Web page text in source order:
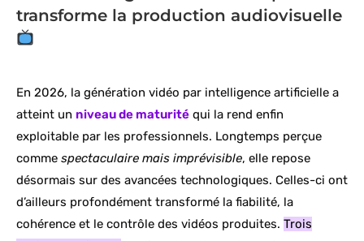
transforme la production audiovisuelle
En 2026, la génération vidéo par intelligence artificielle a
atteint un niveau de maturité qui la rend enfin
exploitable par les professionnels. Longtemps perçue
comme spectaculaire mais imprévisible, elle repose
désormais sur des avancées technologiques. Celles-ci ont
d’ailleurs profondément transformé la fiabilité, la
cohérence et le contrôle des vidéos produites. Trois